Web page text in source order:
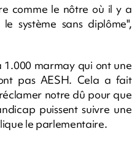
comme le nôtre où il y a
système sans diplôme",
1.000 marmay qui ont une
pas AESH. Cela a fait
notre dû pour que
puissent suivre une
le parlementaire.